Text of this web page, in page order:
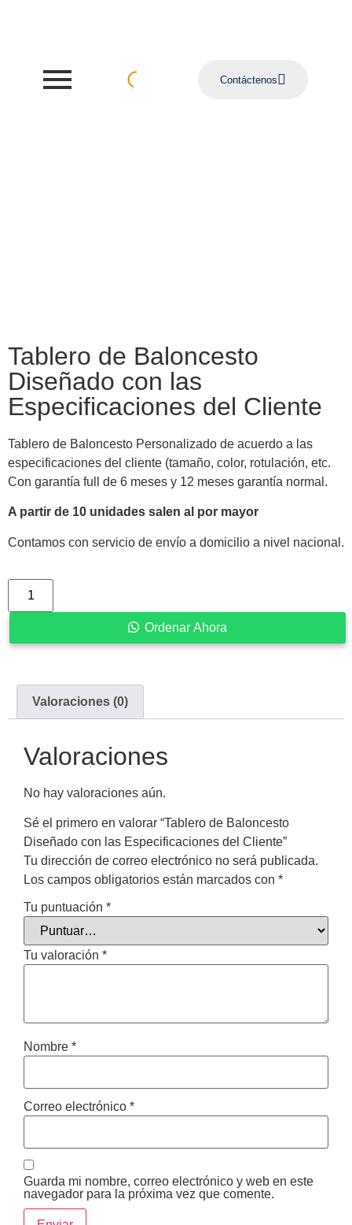
Contáctenos
Tablero de Baloncesto
Diseñado con las
Especificaciones del Cliente
Tablero de Baloncesto Personalizado de acuerdo a las
especificaciones del cliente (tamaño, color, rotulación, etc.
Con garantía full de 6 meses y 12 meses garantía normal.
A partir de 10 unidades salen al por mayor
Contamos con servicio de envío a domicilio a nivel nacional.
Ordenar Ahora
Valoraciones (0)
Valoraciones
No hay valoraciones aún.
Sé el primero en valorar “Tablero de Baloncesto
Diseñado con las Especificaciones del Cliente”
Tu dirección de correo electrónico no será publicada.
Los campos obligatorios están marcados con *
Tu puntuación *
Tu valoración *
Nombre *
Correo electrónico *
Guarda mi nombre, correo electrónico y web en este
navegador para la próxima vez que comente.